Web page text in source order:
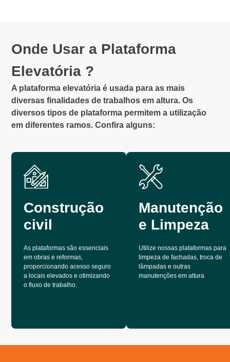
Onde Usar a Plataforma
Elevatória ?
A plataforma elevatória é usada para as mais
diversas finalidades de trabalhos em altura. Os
diversos tipos de plataforma permitem a utilização
em diferentes ramos. Confira alguns:
Construção
civil
As plataformas são essenciais
em obras e reformas,
proporcionando acesso seguro
a locais elevados e otimizando
o fluxo de trabalho.
Manutenção
e Limpeza
Utilize nossas plataformas para
limpeza de fachadas, troca de
lâmpadas e outras
manutenções em altura